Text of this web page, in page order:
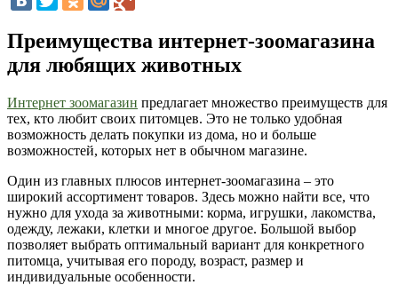
Преимущества интернет-зоомагазина
для любящих животных
Интернет зоомагазин предлагает множество преимуществ для
тех, кто любит своих питомцев. Это не только удобная
возможность делать покупки из дома, но и больше
возможностей, которых нет в обычном магазине.
Один из главных плюсов интернет-зоомагазина – это
широкий ассортимент товаров. Здесь можно найти все, что
нужно для ухода за животными: корма, игрушки, лакомства,
одежду, лежаки, клетки и многое другое. Большой выбор
позволяет выбрать оптимальный вариант для конкретного
питомца, учитывая его породу, возраст, размер и
индивидуальные особенности.